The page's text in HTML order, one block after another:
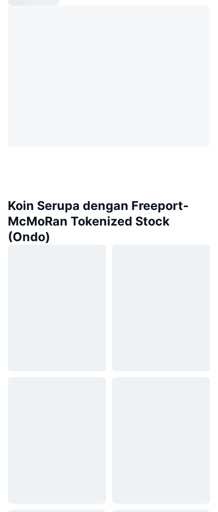
Koin Serupa dengan Freeport-
McMoRan Tokenized Stock
(Ondo)